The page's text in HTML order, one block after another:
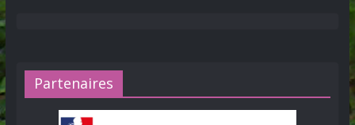
Partenaires